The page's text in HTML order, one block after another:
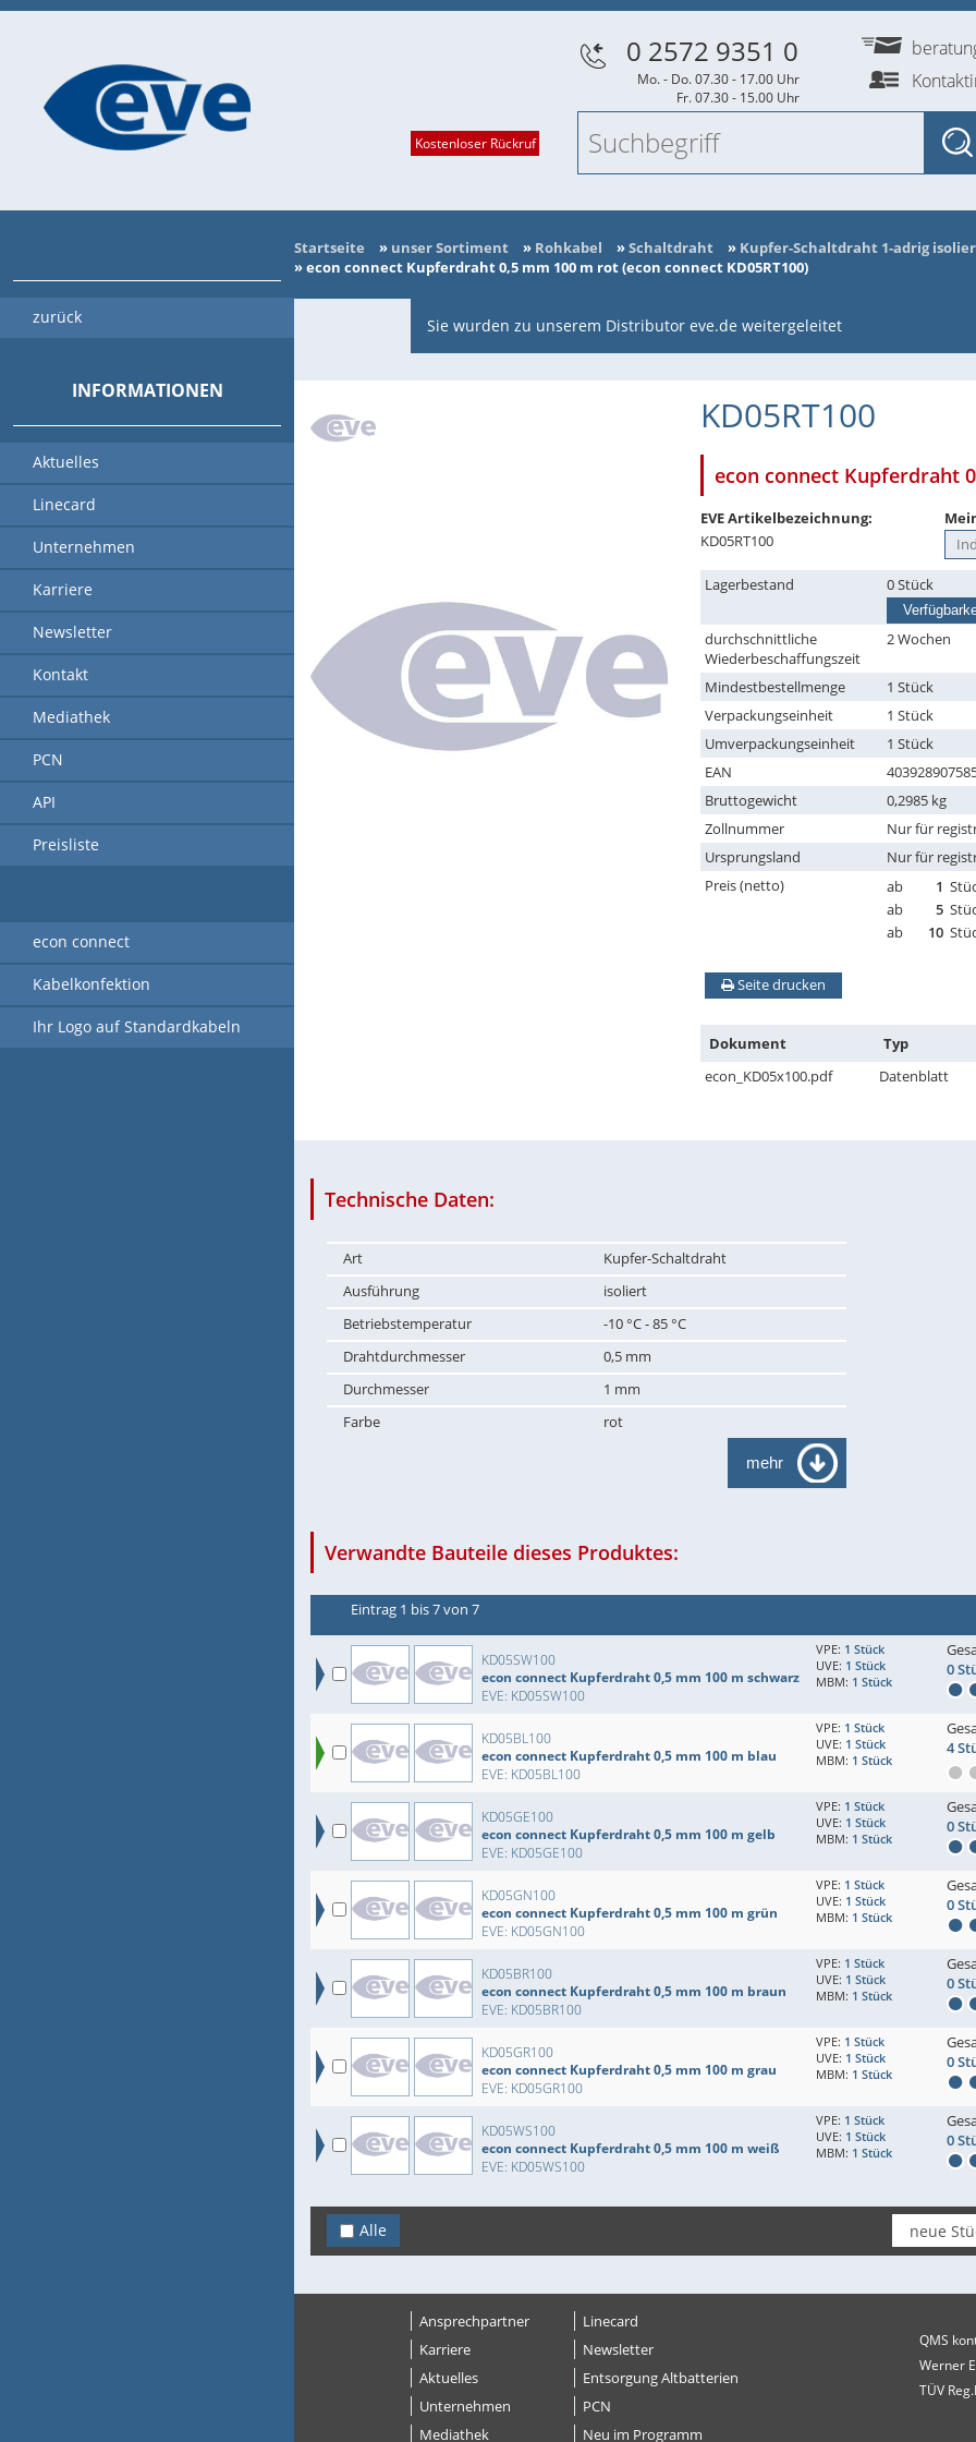
Startseite » unser Sortiment » Rohkabel »Schaltdraht » Kupfer-Schaltdraht 1-adrig
»econ connect Kupferdraht 0,5 mm 100 m rot (econ connect KD05RT100)
Sie wurden zu unserem Distributor eve.de weitergeleitet
KD05RT100
econ connect Kupferdraht
EVE Artikelbezeichnung:
KD05RT100
Lagerbestand 0 Stück
durchschnittliche
Wiederbeschaffungszeit
2 Wochen
Mindestbestellmenge
1 Stück
Verpackungseinheit
1 Stück
Umverpackungseinheit
1 Stück
EAN
Bruttogewicht
0,2985 kg
Zollnummer
Nur für
Ursprungsland
Nur für
Preis (netto)
ab 1
ab
5
ab
10
Seite drucken
Dokument Typ
econ_KD05x100.pdf
Datenblatt
Technische Daten:
Art
Kupfer-Schaltdraht
Ausführung
isoliert
Betriebstemperatur
-10 °C - 85 °C
Drahtdurchmesser
0,5 mm
Durchmesser
1 mm
Farbe
rot
mehr
Verwandte Bauteile dieses Produktes:
Eintrag 1 bis 7 von 7
KD05SW100
econ connect Kupferdraht 0,5 mm 100 m schwarz
EVE: KD05SW100
VPE: 1 Stück
UVE: 1 Stück
MBM: 1 Stück
0
KD05BL100
econ connect Kupferdraht 0,5 mm 100 m blau
EVE: KD05BL100
VPE: 1 Stück
UVE: 1 Stück
MBM: 1 Stück
4
KD05GE100
econ connect Kupferdraht 0,5 mm 100 m gelb
EVE: KD05GE100
VPE: 1 Stück
UVE: 1 Stück
MBM: 1 Stück
0
KD05GN100
econ connect Kupferdraht 0,5 mm 100 m grün
EVE: KD05GN100
VPE: 1 Stück
UVE: 1 Stück
MBM: 1 Stück
0
KD05BR100
econ connect Kupferdraht 0,5 mm 100 m braun
EVE: KD05BR100
VPE: 1 Stück
UVE: 1 Stück
MBM: 1 Stück
0
KD05GR100
econ connect Kupferdraht 0,5 mm 100 m grau
EVE: KD05GR100
VPE: 1 Stück
UVE: 1 Stück
MBM: 1 Stück
0
KD05WS100
econ connect Kupferdraht 0,5 mm 100 m weiß
EVE: KD05WS100
VPE: 1 Stück
UVE: 1 Stück
MBM: 1 Stück
0
Alle
Ansprechpartner
Karriere
Aktuelles
Unternehmen
Mediathek
Linecard
Newsletter
Entsorgung Altbatterien
PCN
Neu im Programm
QMS
Werner
TÜV
Kostenloser Rückruf
0 2572 9351 0
Mo. - Do. 07.30 - 17.00 Uhr
Fr. 07.30 - 15.00 Uhr
zurück
INFORMATIONEN
Aktuelles
Linecard
Unternehmen
Karriere
Newsletter
Kontakt
Mediathek
PCN
API
Preisliste
econ connect
Kabelkonfektion
Ihr Logo auf Standardkabeln